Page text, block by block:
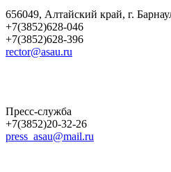
656049, Алтайский край, г.
+7(3852)628-046
+7(3852)628-396
rector@asau.ru
Пресс-служба
+7(3852)20-32-26
press_asau@mail.ru